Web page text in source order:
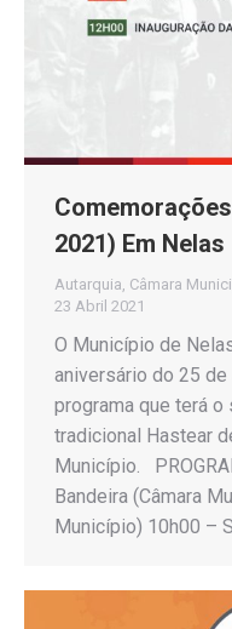
2021) Em Nelas
Autarquia, Câmara
23 Abril 2021
O Município de
aniversário do 25
programa que terá o
tradicional Hastear
Município.
Bandeira (Câmara
Município) 10h00 –